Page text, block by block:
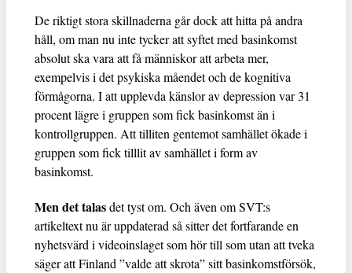
De riktigt stora skillnaderna går dock att hitta på andra
håll, om man nu inte tycker att syftet med basinkomst
absolut ska vara att få människor att arbeta mer,
exempelvis i det psykiska måendet och de kognitiva
förmågorna. I att upplevda känslor av depression var 31
procent lägre i gruppen som fick basinkomst än i
kontrollgruppen. Att tilliten gentemot samhället ökade i
gruppen som fick tilllit av samhället i form av
basinkomst.
Men det talasdet tyst om. Och även om SVT:s
artikeltext nu är uppdaterad så sitter det fortfarande en
nyhetsvärd i videoinslaget som hör till som utan att tveka
säger att Finland ”valde att skrota” sitt basinkomstförsök,